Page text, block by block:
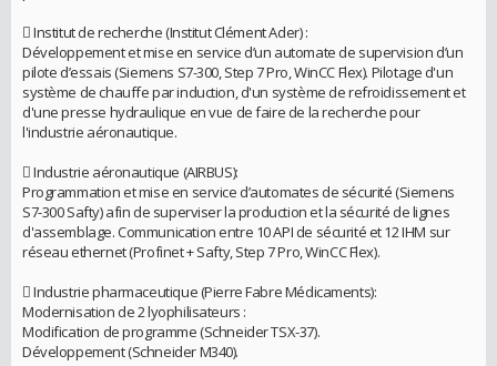
 Institut de recherche (Institut Clément Ader) :
Développement et mise en service d’un automate de supervision d’un
pilote d’essais (Siemens S7-300, Step 7 Pro, WinCC Flex). Pilotage d'un
système de chauffe par induction, d'un système de refroidissement et
d'une presse hydraulique en vue de faire de la recherche pour
l'industrie aéronautique.
 Industrie aéronautique (AIRBUS):
Programmation et mise en service d’automates de sécurité (Siemens
S7-300 Safty) afin de superviser la production et la sécurité de lignes
d'assemblage. Communication entre 10 API de sécurité et 12 IHM sur
réseau ethernet (Profinet + Safty, Step 7 Pro, WinCC Flex).
 Industrie pharmaceutique (Pierre Fabre Médicaments):
Modernisation de 2 lyophilisateurs :
Modification de programme (Schneider TSX-37).
Développement (Schneider M340).